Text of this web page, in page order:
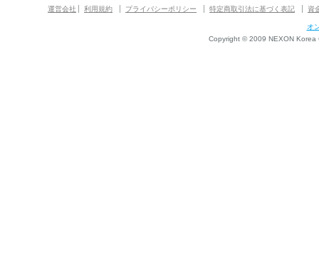
運営会社 利用規約 プライバシーポリシー 特定商取引法に基づく表記 資
オ
Copyright © 2009 NEXON Korea